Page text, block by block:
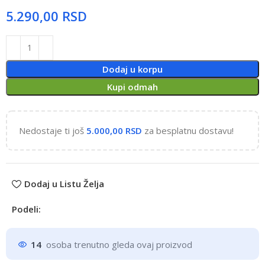
RSD
Dodaj u korpu
Kupi odmah
Nedostaje ti još 5.000,00 RSD za besplatnu dostavu!
Dodaj u Listu Želja
Podeli:
14 osoba trenutno gleda ovaj proizvod